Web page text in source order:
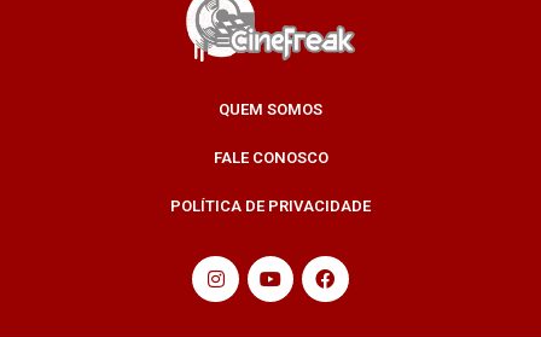
QUEM SOMOS
FALE CONOSCO
POLÍTICA DE PRIVACIDADE